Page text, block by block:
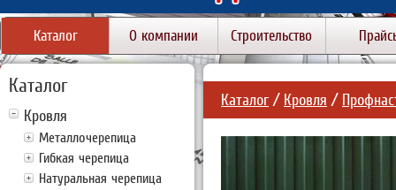
Каталог О компании Строительство
Каталог
Кровля
Металлочерепица
Гибкая черепица
Натуральная черепица
Каталог / Кровля /